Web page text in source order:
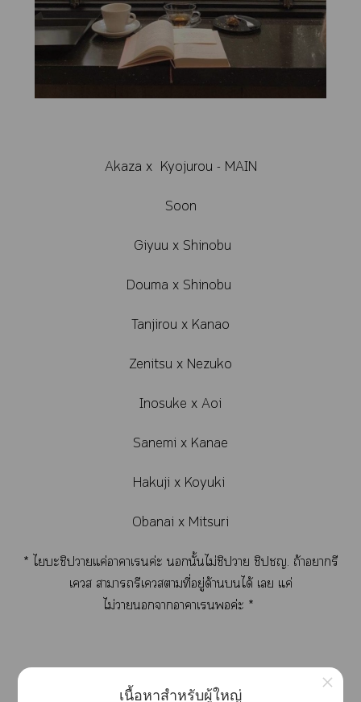
Akaza x Kyojurou - MAIN
Soon
Giyuu x Shinobu
Douma x Shinobu
Tanjirou x Kanao
Zenitsu x Nezuko
Inosuke x Aoi
Sanemi x Kanae
Hakuji x Koyuki
Obanai x Mitsuri
* ไบะชิปาแค่าาเค่ะ นั้นไม่ชิปา ชิปชญ. ถ้าารี
เควส าารีเความที่อยู่ด้านได้ เ แค่
ไม่าาาาเค่ะ *
เนื้อหาสำหรับผู้ใหญ่
×